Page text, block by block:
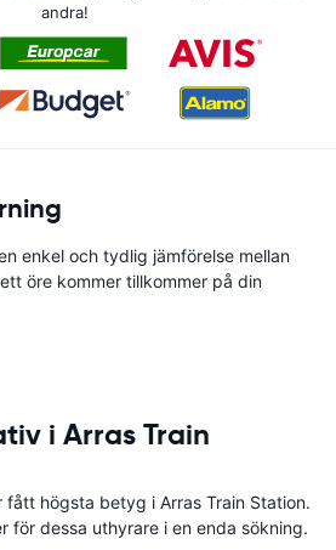
andra!
enkel och tydlig jämförelse mellan
öre kommer tillkommer på din
i Arras Train
fått högsta betyg i Arras Train Station.
för dessa uthyrare i en enda sökning.